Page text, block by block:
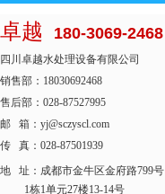
卓越 180-3069-2468
四川卓越水处理设备有限公司
销售部：18030692468
售后部：028-87527995
邮 箱：yj@sczyscl.com
传 真：028-87501939
地 址： 成都市金牛区金府路799号
1栋1单元27楼13-14号